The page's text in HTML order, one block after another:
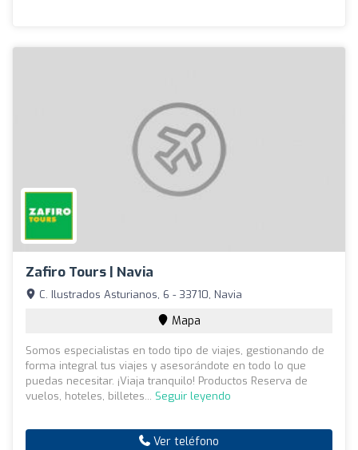
Zafiro Tours | Navia
C. Ilustrados Asturianos, 6 - 33710, Navia
Mapa
Somos especialistas en todo tipo de viajes, gestionando de
forma integral tus viajes y asesorándote en todo lo que
puedas necesitar. ¡Viaja tranquilo! Productos Reserva de
vuelos, hoteles, billetes... Seguir leyendo
Ver teléfono